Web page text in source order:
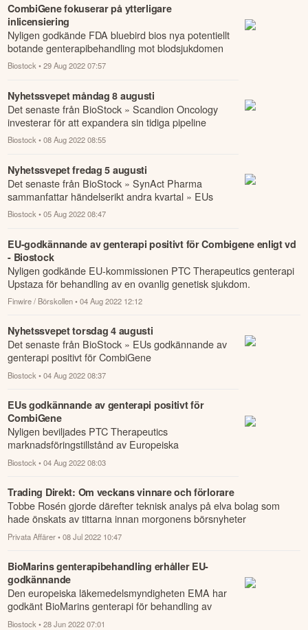
CombiGene fokuserar på ytterligare
inlicensiering
Nyligen godkände FDA bluebird bios nya potentiellt
botande genterapibehandling mot blodsjukdomen
beta-thalassemi, en behandling som kan komm...
Biostock • 29 Aug 2022 07:57
Nyhetssvepet måndag 8 augusti
Det senaste från BioStock » Scandion Oncology
investerar för att expandera sin tidiga pipeline
» Hälften av patienterna rekryterade i Alzino...
Biostock • 08 Aug 2022 08:55
Nyhetssvepet fredag 5 augusti
Det senaste från BioStock » SynAct Pharma
sammanfattar händelserikt andra kvartal » EUs
godkännande av genterapi positivt för CombiGene
» B...
Biostock • 05 Aug 2022 08:47
EU-godkännande av genterapi positivt för Combigene enligt vd
- Biostock
Nyligen godkände EU-kommissionen PTC Therapeutics genterapi
Upstaza för behandling av en ovanlig genetisk sjukdom.
Finwire / Börskollen • 04 Aug 2022 12:12
Nyhetssvepet torsdag 4 augusti
Det senaste från BioStock » EUs godkännande av
genterapi positivt för CombiGene
» BiBBInstruments har slutfört studie i
urinblåsecancer » ...
Biostock • 04 Aug 2022 08:37
EUs godkännande av genterapi positivt för
CombiGene
Nyligen beviljades PTC Therapeutics
marknadsföringstillstånd av Europeiska
kommissionen för genterapin Upstaza för
behandling av en ovanlig ...
Biostock • 04 Aug 2022 08:03
Trading Direkt: Om veckans vinnare och förlorare
Tobbe Rosén gjorde därefter teknisk analys på elva bolag som
hade önskats av tittarna innan morgonens börsnyheter
sammanfattades.
Privata Affärer • 08 Jul 2022 10:47
BioMarins genterapibehandling erhåller EU-
godkännande
Den europeiska läkemedelsmyndigheten EMA har
godkänt BioMarins genterapi för behandling av
hemofili A.
Biostock • 28 Jun 2022 07:01